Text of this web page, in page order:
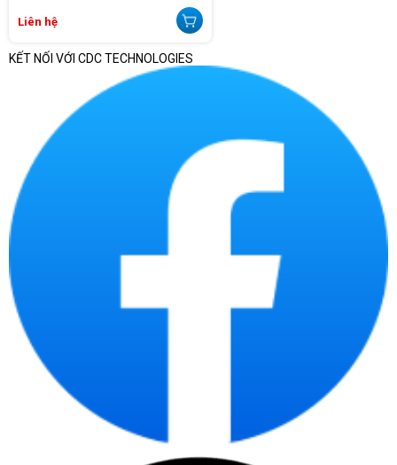
Liên hệ
KẾT NỐI VỚI CDC TECHNOLOGIES